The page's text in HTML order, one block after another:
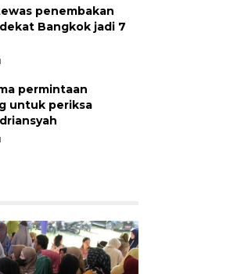
penembakan
Bangkok jadi 7
permintaan
untuk periksa